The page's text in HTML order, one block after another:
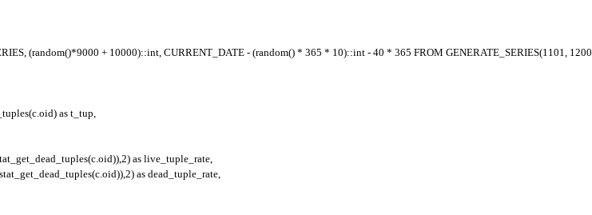
(random()*9000 + 10000)::int, CURRENT_DATE - (random() * 365 * 10)::int - 40 * 365 FROM GENERATE_SERIES(1101,
as t_tup,
as live_tuple_rate,
as dead_tuple_rate,